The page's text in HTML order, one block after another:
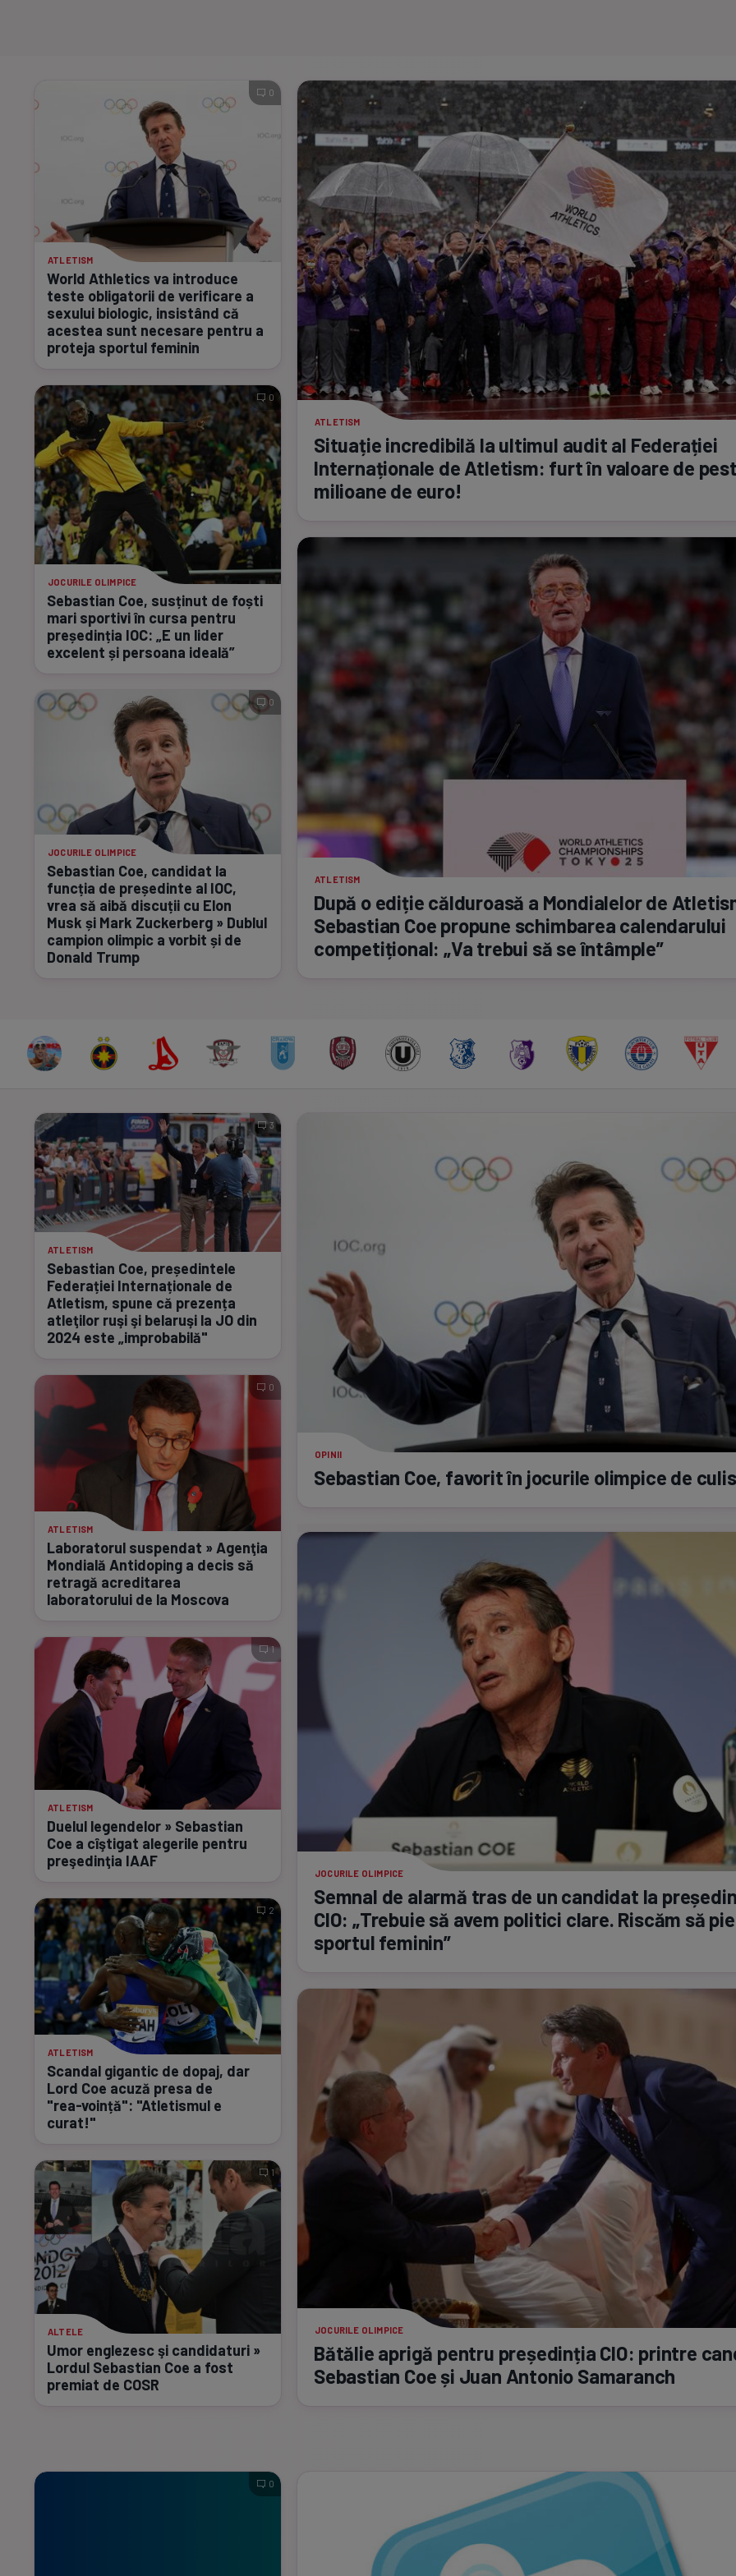
Program TV
ATLETISM
World Athletics va introduce
teste obligatorii de verificare a
sexului biologic, insistând că
acestea sunt necesare pentru a
proteja sportul feminin
0
JOCURILE OLIMPICE
Sebastian Coe, susținut de foști
mari sportivi în cursa pentru
președinția IOC: „E un lider
excelent și persoana ideală”
0
JOCURILE OLIMPICE
Sebastian Coe, candidat la
funcția de președinte al IOC,
vrea să aibă discuții cu Elon
Musk și Mark Zuckerberg » Dublul
campion olimpic a vorbit și de
Donald Trump
0
ATLETISM
Situație incredibilă la ultimul audit al Federației
Internaționale de Atletism: furt în valoare de
milioane de euro!
ATLETISM
După o ediție călduroasă a Mondialelor de
Sebastian Coe propune schimbarea calendarului
competițional: „Va trebui să se întâmple”
ATLETISM
Sebastian Coe, președintele
Federației Internaționale de
Atletism, spune că prezența
atleţilor ruşi şi belaruşi la JO din
2024 este „improbabilă"
3
ATLETISM
Laboratorul suspendat » Agenţia
Mondială Antidoping a decis să
retragă acreditarea
laboratorului de la Moscova
0
ATLETISM
Duelul legendelor » Sebastian
Coe a cîştigat alegerile pentru
preşedinţia IAAF
1
ATLETISM
Scandal gigantic de dopaj, dar
Lord Coe acuză presa de
"rea-voință": "Atletismul e
curat!"
2
ALTELE
Umor englezesc şi candidaturi »
Lordul Sebastian Coe a fost
premiat de COSR
1
OPINII
Sebastian Coe, favorit în jocurile olimpice de
JOCURILE OLIMPICE
Semnal de alarmă tras de un candidat la
CIO: „Trebuie să avem politici clare. Riscăm să
sportul feminin”
JOCURILE OLIMPICE
Bătălie aprigă pentru președinția CIO: printre
Sebastian Coe și Juan Antonio Samaranch
0